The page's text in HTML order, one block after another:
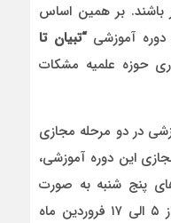
باشند. بر همین اساس
دوره آموزشی“تبیان تا
حوزه علمیه مشکات
در دو مرحله مجازی
این دوره آموزشی،
و روزهای پنج شنبه به صورت
مجازی آفلاین) و مرحله حضوری از ۵ الی ۱۷ فروردین ماه